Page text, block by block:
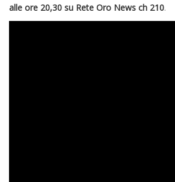
alle ore 20,30 su Rete Oro News ch 210.